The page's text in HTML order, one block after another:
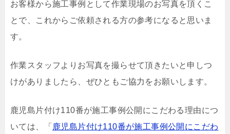
お客様から施工事例として作業現場のお写真を頂くこ
とで、これからご依頼される方の参考になると思いま
す。
作業スタッフよりお写真を撮らせて頂きたいと申しつ
けがありましたら、ぜひともご協力をお願いします。
鹿児島片付け110番が施工事例公開にこだわる理由につ
いては、「 鹿児島片付け110番が施工事例公開にこだわ